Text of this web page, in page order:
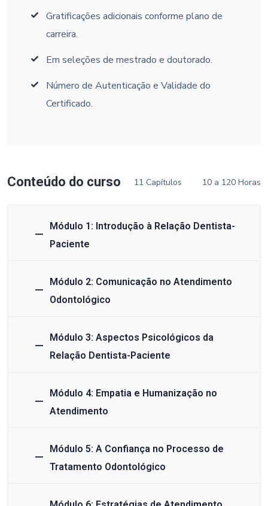
Gratificações adicionais conforme plano de
carreira.
Em seleções de mestrado e doutorado.
Número de Autenticação e Validade do
Certificado.
Conteúdo do curso 11 Capítulos 10 a 120 Horas
Módulo 1: Introdução à Relação Dentista-
Paciente
Módulo 2: Comunicação no Atendimento
Odontológico
Módulo 3: Aspectos Psicológicos da
Relação Dentista-Paciente
Módulo 4: Empatia e Humanização no
Atendimento
Módulo 5: A Confiança no Processo de
Tratamento Odontológico